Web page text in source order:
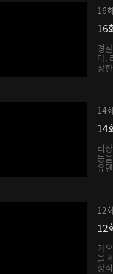
16
16
경
다.
상
14
14
리
등
유
12
12
가
을
상